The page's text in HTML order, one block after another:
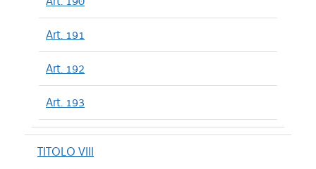
Art. 191
Art. 192
Art. 193
TITOLO VIII